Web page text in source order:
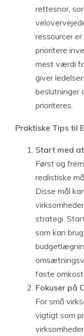
rettesnor,
ressourcer
prioritere
mest værdi
giver
beslutninger
prioriteres.
Praktiske Tips til
Start med
Først og
realistiske
Disse mål
strategi.
som kan
faste
Fokuser på
For små
vigtigt som